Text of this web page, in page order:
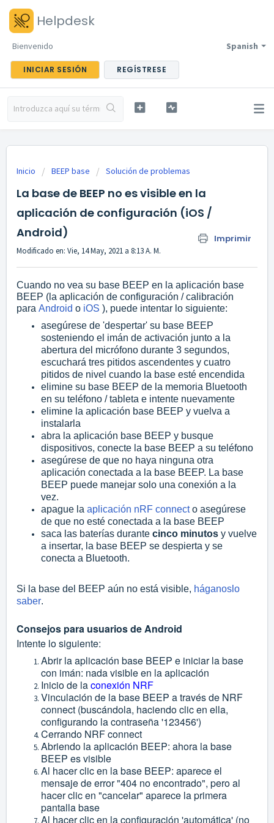
Helpdesk
Spanish
Bienvenido
INICIAR SESIÓN REGÍSTRESE
Inicio BEEP base Solución de problemas
La base de BEEP no es visible en la
aplicación de configuración (iOS /
Android)
Imprimir
Modificado en: Vie, 14 May, 2021 a 8:13 A. M.
Cuando no vea su base BEEP en la aplicación base
BEEP (la aplicación de configuración / calibración
para Android o iOS ), puede intentar lo siguiente:
asegúrese de 'despertar' su base BEEP
sosteniendo el imán de activación junto a la
abertura del micrófono durante 3 segundos,
escuchará tres pitidos ascendentes y cuatro
pitidos de nivel cuando la base esté encendida
elimine su base BEEP de la memoria Bluetooth
en su teléfono / tableta e intente nuevamente
elimine la aplicación base BEEP y vuelva a
instalarla
abra la aplicación base BEEP y busque
dispositivos, conecte la base BEEP a su teléfono
asegúrese de que no haya ninguna otra
aplicación conectada a la base BEEP. La base
BEEP puede manejar solo una conexión a la
vez.
apague la aplicación nRF connecto asegúrese
de que no esté conectada a la base BEEP
saca las baterías durante cinco minutos y vuelve
a insertar, la base BEEP se despierta y se
conecta a Bluetooth.
Si la base del BEEP aún no está visible, háganoslo
saber.
Consejos para usuarios de Android
Intente lo siguiente:
Abrir la aplicación base BEEP e iniciar la base
con imán: nada visible en la aplicación
Inicio de laconexión NRF
Vinculación de la base BEEP a través de NRF
connect (buscándola, haciendo clic en ella,
configurando la contraseña '123456')
Cerrando NRF connect
Abriendo la aplicación BEEP: ahora la base
BEEP es visible
Al hacer clic en la base BEEP: aparece el
mensaje de error "404 no encontrado", pero al
hacer clic en "cancelar" aparece la primera
pantalla base
Al hacer clic en la configuración 'automática' (no